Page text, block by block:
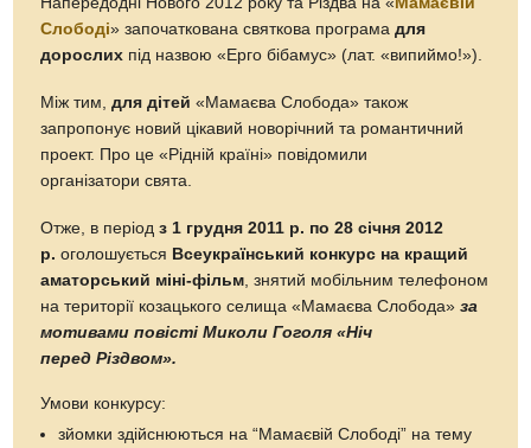
Слободі» започаткована святкова програмадля
дорослих під назвою «Ерго бібамус» (лат. «випиймо!»).
Між тим,для дітей «Мамаєва Слобода» також
запропонує новий цікавий новорічний та романтичний
проект. Про це «Рідній країні» повідомили
організатори свята.
Отже, в періодз 1 грудня 2011 р. по 28 січня 2012
р. оголошується Всеукраїнський конкурс на кращий
аматорський міні-фільм , знятий мобільним телефоном
на території козацького селища «Мамаєва Слобода»за
мотивами повісті Миколи Гоголя «Ніч
перед Різдвом».
Умови конкурсу:
зйомки здійснюються на “Мамаєвій Слободі” на тему